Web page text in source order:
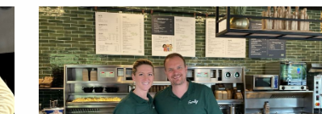
Lees
meer